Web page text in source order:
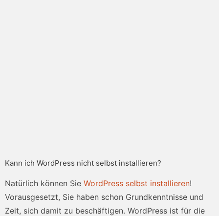
Kann ich WordPress nicht selbst installieren?
Natürlich können Sie WordPress selbst installieren!
Vorausgesetzt, Sie haben schon Grundkenntnisse und
Zeit, sich damit zu beschäftigen. WordPress ist für die